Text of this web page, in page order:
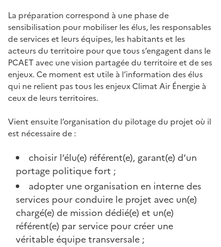
La préparation correspond à une phase de
sensibilisation pour mobiliser les élus, les responsables
de services et leurs équipes, les habitants et les
acteurs du territoire pour que tous s’engagent dans le
PCAET avec une vision partagée du territoire et de ses
enjeux. Ce moment est utile à l’information des élus
qui ne relient pas tous les enjeux Climat Air Énergie à
ceux de leurs territoires.
Vient ensuite l’organisation du pilotage du projet où il
est nécessaire de :
choisir l’élu(e) référent(e), garant(e) d’un
portage politique fort ;
adopter une organisation en interne des
services pour conduire le projet avec un(e)
chargé(e) de mission dédié(e) et un(e)
référent(e) par service pour créer une
véritable équipe transversale ;